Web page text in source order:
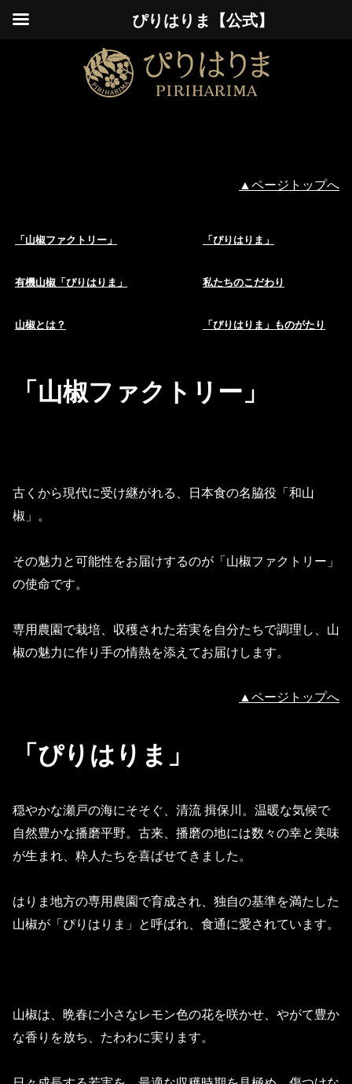
▲ページトップへ
「山椒ファクトリー」 「ぴりはりま」
有機山椒「ぴりはりま」 私たちのこだわり
山椒とは？ 「ぴりはりま」ものがたり
「山椒ファクトリー」
古くから現代に受け継がれる、日本食の名脇役「和山
椒」。
その魅力と可能性をお届けするのが「山椒ファクトリー」
の使命です。
専用農園で栽培、収穫された若実を自分たちで調理し、山
椒の魅力に作り手の情熱を添えてお届けします。
▲ページトップへ
「ぴりはりま」
穏やかな瀬戸の海にそそぐ、清流 揖保川。温暖な気候で
自然豊かな播磨平野。古来、播磨の地には数々の幸と美味
が生まれ、粋人たちを喜ばせてきました。
はりま地方の専用農園で育成され、独自の基準を満たした
山椒が「ぴりはりま」と呼ばれ、食通に愛されています。
山椒は、晩春に小さなレモン色の花を咲かせ、やがて豊か
な香りを放ち、たわわに実ります。
ぴりはりま【公式】